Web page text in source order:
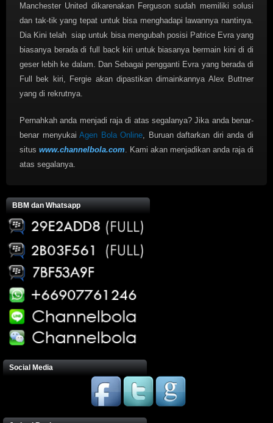
Manchester United dikarenakan Ferguson sudah memiliki solusi
dan tak-tik yang tepat untuk bisa menghadapi lawannya nantinya.
Dia Kini telah siap untuk bisa mengubah posisi Patrice Evra yang
biasanya berada di full back kiri untuk biasanya bermain kini di di
geser lebih ke dalam. Dan Sebagai pengganti Evra yang berada di
Full bek kiri, Fergie akan dipastikan dimainkannya Alex Buttner
yang di rekrutnya.
Pernahkah anda menjadi raja di atas segalanya? Jika anda benar-
benar menyukaiAgen Bola Online , Buruan daftarkan diri anda di
situs www.channelbola.com . Kami akan menjadikan anda raja di
atas segalanya.
BBM dan Whatsapp
Social Media